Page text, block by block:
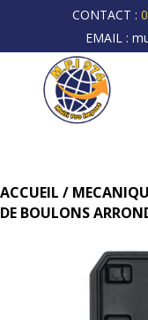
CONTACT :
EMAIL :
ACCUEIL /
DE BOULONS